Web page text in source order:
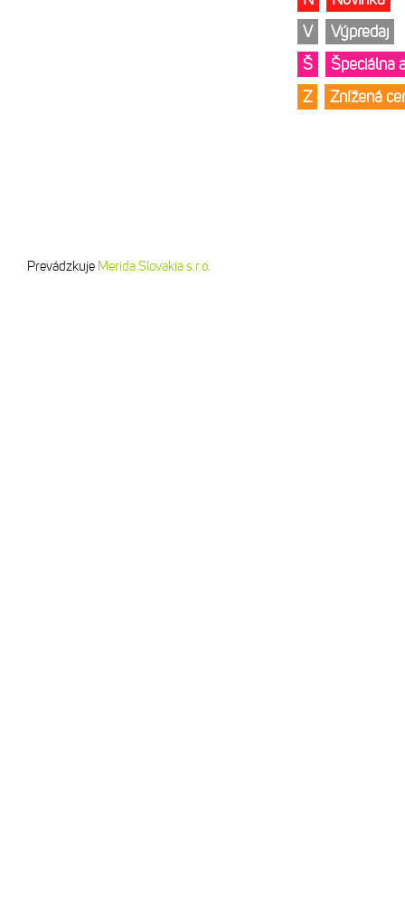
V
Výpredaj
Š
Špeciálna
Z
Znížená
Prevádzkuje Merida Slovakia s.r.o.